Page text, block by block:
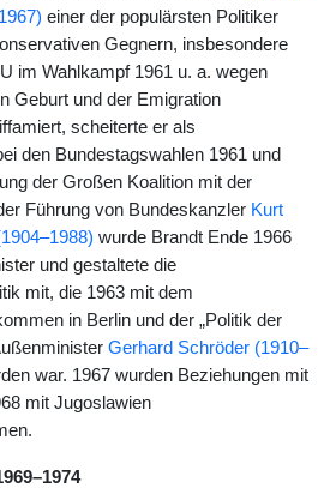
einer der populärsten Politiker
Gegnern, insbesondere
im Wahlkampf 1961 u. a. wegen
Geburt und der Emigration
scheiterte er als
den Bundestagswahlen 1961 und
der Großen Koalition mit der
Führung von Bundeskanzler Kurt
wurde Brandt Ende 1966
und gestaltete die
mit, die 1963 mit dem
in Berlin und der „Politik der
Gerhard Schröder (1910–
war. 1967 wurden Beziehungen mit
mit Jugoslawien